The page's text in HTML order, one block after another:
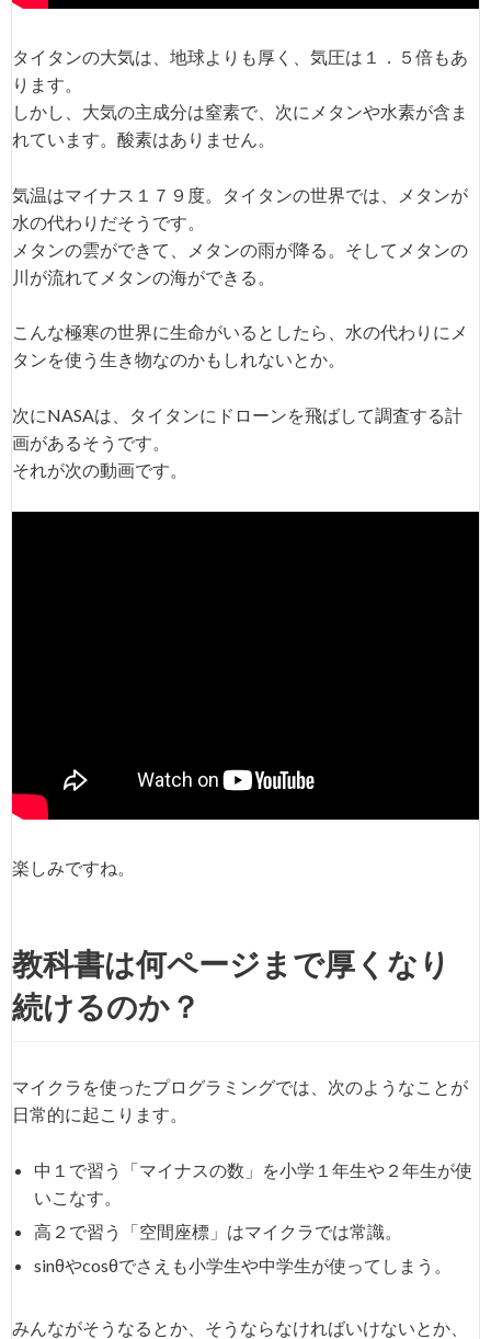
タイタンの大気は、地球よりも厚く、気圧は１．５倍もあ
ります。
しかし、大気の主成分は窒素で、次にメタンや水素が含ま
れています。酸素はありません。
気温はマイナス１７９度。タイタンの世界では、メタンが
水の代わりだそうです。
メタンの雲ができて、メタンの雨が降る。そしてメタンの
川が流れてメタンの海ができる。
こんな極寒の世界に生命がいるとしたら、水の代わりにメ
タンを使う生き物なのかもしれないとか。
次にNASAは、タイタンにドローンを飛ばして調査する計
画があるそうです。
それが次の動画です。
楽しみですね。
教科書は何ページまで厚くなり
続けるのか？
マイクラを使ったプログラミングでは、次のようなことが
日常的に起こります。
中１で習う「マイナスの数」を小学１年生や２年生が使
いこなす。
高２で習う「空間座標」はマイクラでは常識。
sinθやcosθでさえも小学生や中学生が使ってしまう。
みんながそうなるとか、そうならなければいけないとか、